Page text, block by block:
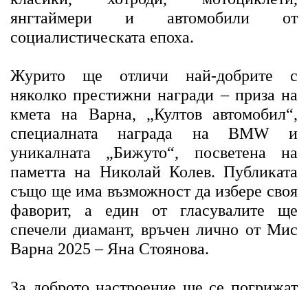
янгтаймери и автомобили от
социалистическата епоха.
Журито ще отличи най-добрите с
няколко престижни награди – приза на
кмета на Варна, „Култов автомобил“,
специалната награда на BMW и
уникалната „Бижуто“, посветена на
паметта на Николай Колев. Публиката
също ще има възможност да избере своя
фаворит, а един от гласувалите ще
спечели диамант, връчен лично от Мис
Варна 2025 – Яна Стоянова.